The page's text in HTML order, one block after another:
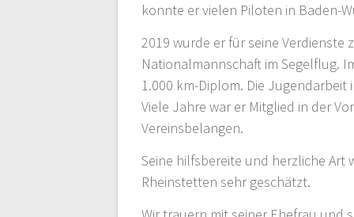
konnte er vielen Piloten in Baden-
2019 wurde er für seine Verdienste
Nationalmannschaft im Segelflug.
1.000 km-Diplom. Die Jugendarbeit
Viele Jahre war er Mitglied in der
Vereinsbelangen.
Seine hilfsbereite und herzliche Art
Rheinstetten sehr geschätzt.